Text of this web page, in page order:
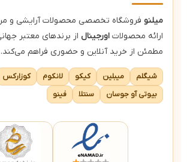
میلنو فروشگاه تخصصی محصولات آرایشی و
ارائه محصولات اورجینال از برندهای معتبر
مطمئن از خرید آنلاین و حضوری فراهم می‌کند.
شیگلم میبلین کیکو لانکوم
کوزارکس
بیوتی آو جوسان
سنتلا فینو